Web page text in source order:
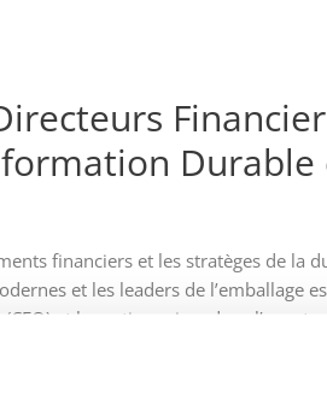
Durable
financiers et les stratèges de la
et les leaders de
et les actionnaires dans
ont discuté des stratégies
ont souligné que la transition vers la